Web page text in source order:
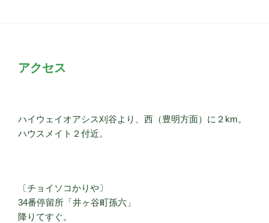
アクセス
ハイウェイオアシス刈谷より、西（豊明方面）に２km。
ハウスメイト２付近。
〔チョイソコかりや〕
34番停留所「井ヶ谷町孫六」
降りてすぐ。